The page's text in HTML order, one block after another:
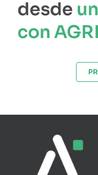
desde
con AGRI